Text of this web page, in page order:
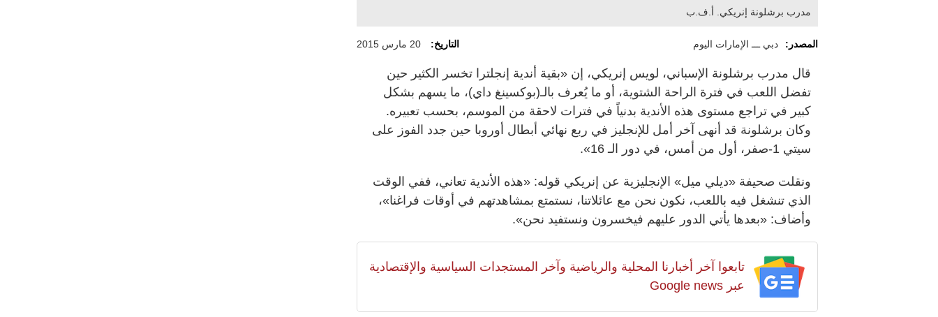
مدرب برشلونة إنريكي. أ.ف.ب
المصدر: دبي ـــ الإمارات اليوم التاريخ: 20 مارس 2015
قال مدرب برشلونة الإسباني، لويس إنريكي، إن «بقية أندية إنجلترا تخسر الكثير حين
تفضل اللعب في فترة الراحة الشتوية، أو ما يُعرف بالـ(بوكسينغ داي)، ما يسهم بشكل
كبير في تراجع مستوى هذه الأندية بدنياً في فترات لاحقة من الموسم، بحسب تعبيره.
وكان برشلونة قد أنهى آخر أمل للإنجليز في ربع نهائي أبطال أوروبا حين جدد الفوز على
سيتي 1-صفر، أول من أمس، في دور الـ 16».
ونقلت صحيفة «ديلي ميل» الإنجليزية عن إنريكي قوله: «هذه الأندية تعاني، ففي الوقت
الذي تنشغل فيه باللعب، نكون نحن مع عائلاتنا، نستمتع بمشاهدتهم في أوقات فراغنا»،
وأضاف: «بعدها يأتي الدور عليهم فيخسرون ونستفيد نحن».
تابعوا آخر أخبارنا المحلية والرياضية وآخر المستجدات السياسية والإقتصادية
عبر Google news